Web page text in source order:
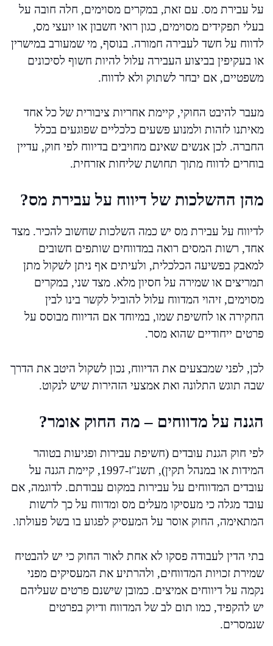
על עבירת מס. עם זאת, במקרים מסוימים, חלה חובה על
בעלי תפקידים מסוימים, כגון רואי חשבון או יועצי מס,
לדווח על חשד לעבירה חמורה. בנוסף, מי שמעורב במישרין
או בעקיפין בביצוע העבירה עלול להיות חשוף לסיכונים
משפטיים, אם יבחר לשתוק ולא לדווח.
מעבר להיבט החוקי, קיימת אחריות ציבורית של כל אחד
מאיתנו לזהות ולמנוע פשעים כלכליים שפוגעים בכלל
החברה. לכן אנשים שאינם מחויבים בדיווח לפי חוק, עדיין
בוחרים לדווח מתוך תחושת שליחות אזרחית.
מהן ההשלכות של דיווח על עבירת מס?
לדיווח על עבירת מס יש כמה השלכות שחשוב להכיר. מצד
אחד, רשות המסים רואה במדווחים שותפים חשובים
למאבק בפשיעה הכלכלית, ולעיתים אף ניתן לשקול מתן
תמריצים או שמירה על חסיון מלא. מצד שני, במקרים
מסוימים, זיהוי המדווח עלול להוביל לקשר בינו לבין
החקירה או לחשיפת שמו, במיוחד אם הדיווח מבוסס על
פרטים ייחודיים שהוא מסר.
לכן, לפני שמבצעים את הדיווח, נכון לשקול היטב את הדרך
שבה תוגש התלונה ואת אמצעי הזהירות שיש לנקוט.
הגנה על מדווחים – מה החוק אומר?
לפי חוק הגנת עובדים (חשיפת עבירות ופגיעות בטוהר
המידות או במנהל תקין), תשנ"ז-1997, קיימת הגנה על
עובדים המדווחים על עבירות במקום עבודתם. לדוגמה, אם
עובד מגלה כי מעסיקו מעלים מס ומדווח על כך לרשות
המתאימה, החוק אוסר על המעסיק לפגוע בו בשל פעולתו.
בתי הדין לעבודה פסקו לא אחת לאור החוק כי יש להבטיח
שמירת זכויות המדווחים, ולהרתיע את המעסיקים מפני
נקמה על דיווחים אמיצים. כמובן שישנם פרטים שעליהם
יש להקפיד, כמו תום לב של המדווח ודיוק בפרטים
שנמסרים.